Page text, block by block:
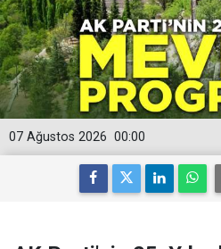
00:00
07 Ağustos 2026